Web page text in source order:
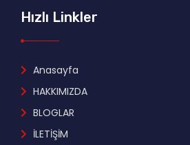
Hızlı Linkler
Anasayfa
HAKKIMIZDA
BLOGLAR
İLETİŞİM